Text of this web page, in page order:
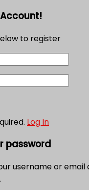
to register
Log In
password
username or email